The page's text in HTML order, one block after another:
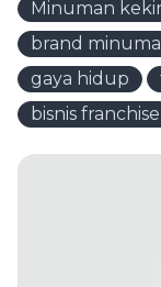
Minuman
brand
gaya hidup
bisnis franchise